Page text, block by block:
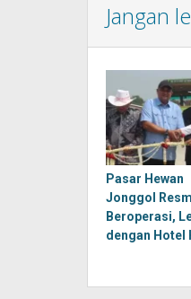
Jangan
Pasar Hewan
Jonggol
Beroperasi,
dengan Hotel